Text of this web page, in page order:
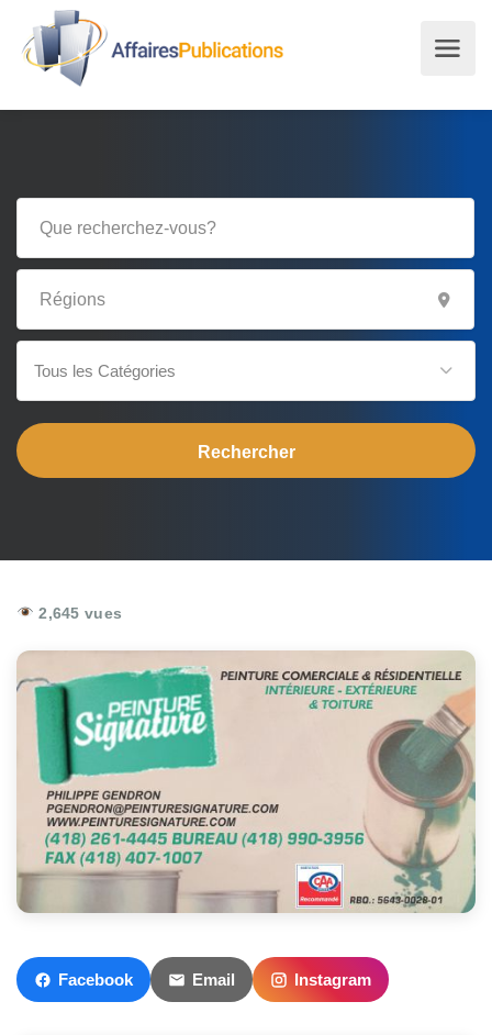
Tous les Catégories
2,645 vues
Facebook Email Instagram